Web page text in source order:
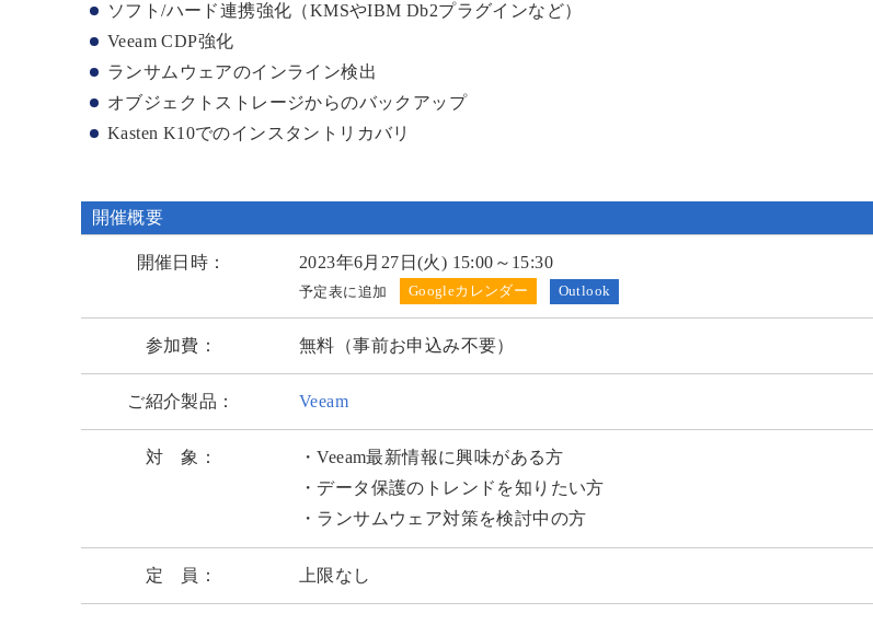
ソフト/ハード連携強化（KMSやIBM Db2プラグインなど）
Veeam CDP強化
ランサムウェアのインライン検出
オブジェクトストレージからのバックアップ
Kasten K10でのインスタントリカバリ
開催概要
開催日時： 2023年6月27日(火) 15:00～15:30
予定表に追加 Outlook
参加費： 無料（事前お申込み不要）
ご紹介製品： Veeam
対 象：
・Veeam最新情報に興味がある方
・データ保護のトレンドを知りたい方
・ランサムウェア対策を検討中の方
定 員： 上限なし